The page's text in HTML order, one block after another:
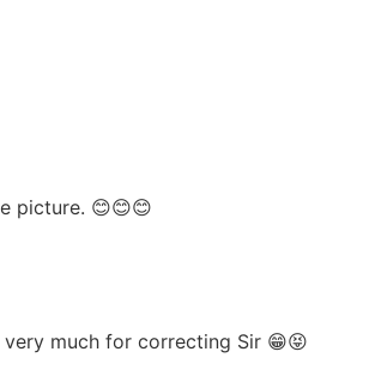
picture. 😊😊😊
very much for correcting Sir 😁😝